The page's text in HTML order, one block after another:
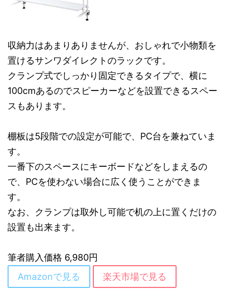
収納力はあまりありませんが、おしゃれで小物類を
置けるサンワダイレクトのラックです。
クランプ式でしっかり固定できるタイプで、横に
100cmあるのでスピーカーなどを設置できるスペー
スもあります。
棚板は5段階での設定が可能で、PC台を兼ねていま
す。
一番下のスペースにキーボードなどをしまえるの
で、PCを使わない場合に広く使うことができま
す。
なお、クランプは取外し可能で机の上に置くだけの
設置も出来ます。
筆者購入価格 6,980円
Amazonで見る
楽天市場で見る